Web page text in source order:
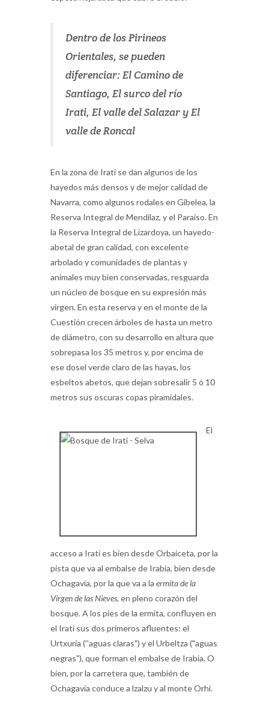
Dentro de los Pirineos
Orientales, se pueden
diferenciar: El Camino de
Santiago, El surco del río
Irati, El valle del Salazar y El
valle de Roncal
En la zona de Irati se dan algunos de los
hayedos más densos y de mejor calidad de
Navarra, como algunos rodales en Gibelea, la
Reserva Integral de Mendilaz, y el Paraíso. En
la Reserva Integral de Lizardoya, un hayedo-
abetal de gran calidad, con excelente
arbolado y comunidades de plantas y
animales muy bien conservadas, resguarda
un núcleo de bosque en su expresión más
virgen. En esta reserva y en el monte de la
Cuestión crecen árboles de hasta un metro
de diámetro, con su desarrollo en altura que
sobrepasa los 35 metros y, por encima de
ese dosel verde claro de las hayas, los
esbeltos abetos, que dejan sobresalir 5 ó 10
metros sus oscuras copas piramidales.
El
acceso a Irati es bien desde Orbaiceta, por la
pista que va al embalse de Irabia, bien desde
Ochagavía, por la que va a la ermitade la
Virgende lasNieves, en pleno corazón del
bosque. A los pies de la ermita, confluyen en
el Irati sus dos primeros afluentes: el
Urtxuría (''aguas claras") y el Urbeltza ("aguas
negras"), que forman el embalse de Irabia. O
bien, por la carretera que, también de
Ochagavía conduce a lzalzu y al monte Orhi.